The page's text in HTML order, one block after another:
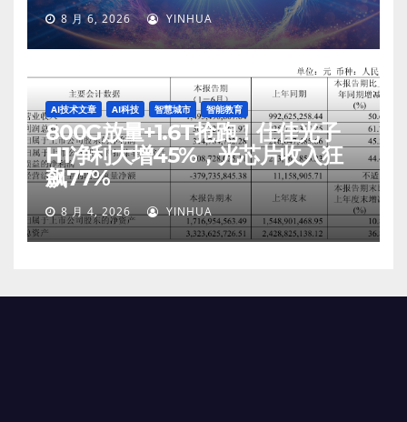
8 月 6, 2026 YINHUA
AI技术文章 AI科技 智慧城市 智能教育
800G放量+1.6T抢跑！仕佳光子
H1净利大增45%，光芯片收入狂
飙77%
8 月 4, 2026 YINHUA